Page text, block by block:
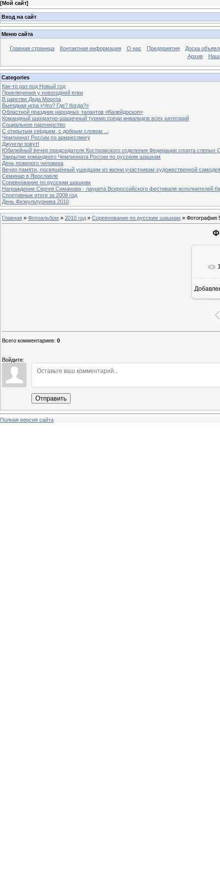
[Мой сайт]
Вход на сайт
Меню сайта
Главная страница Контактная информация О нас Предприятия
Доска
Архив
Categories
Как-то раз под Новый год
Приключения у новогодней елки
В царстве Деда Мороза
Выездная игра «Что? Где? Когда?»
Областной праздник народных талантов «Калейдоскоп»
Командный шахматно-шашечный турнир среди инвалидов всех категорий
Социальное партнерство
С открытым сердцем, с добрым словом ...
Чемпионат России по армреслингу
Джунгли зовут!
Юбилейный вечер председателя Костромского отделения Федерации спорта слепых
Закрытие командного Чемпионата России по русским шашкам
День пожилого человека
Вечер памяти, посвящённый ушедшим из жизни участникам художественной
Семинар в Ярославле
Соревнование по русским шашкам
Награждение Сергея Симанова - лаурета Всероссийского фестиваля исполнителей
Спортивные итоги за 2009 год
День Физкультурника 2010
Главная » Фотоальбом » 2010 год » Соревнование по русским шашкам » Фотография
Всего комментариев: 0
Войдите:
Отправить
Полная версия сайта